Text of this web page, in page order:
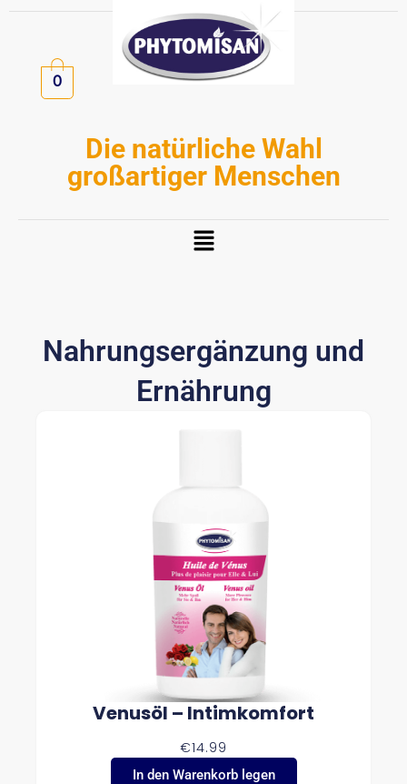
Zum
springen
0
Die natürliche Wahl
großartiger Menschen
Menü
Nahrungsergänzung und
Ernährung
Venusöl – Intimkomfort
€14.99
In den Warenkorb legen